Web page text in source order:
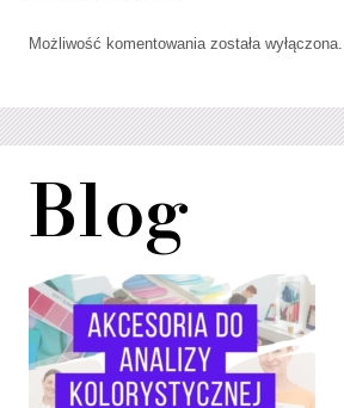
Możliwość komentowania została wyłączona.
Blog